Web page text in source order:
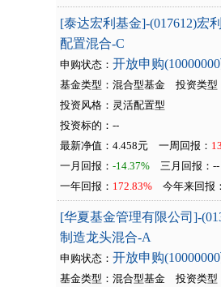
[泰达宏利基金]-(017612)宏
配置混合-C
申购状态： 开放申购
基金类型：混合型基金 投资类型
投资风格：灵活配置型
投资标的：--
最新净值：4.458元
一周回报：
一月回报： -14.37% 三月回报：--
一年回报： 172.83% 今年来回报
[华夏基金管理有限公司]-
制造龙头混合-A
申购状态： 开放申购
基金类型：混合型基金 投资类型